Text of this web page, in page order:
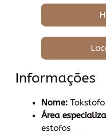
Informações
Nome:
Área
estofos